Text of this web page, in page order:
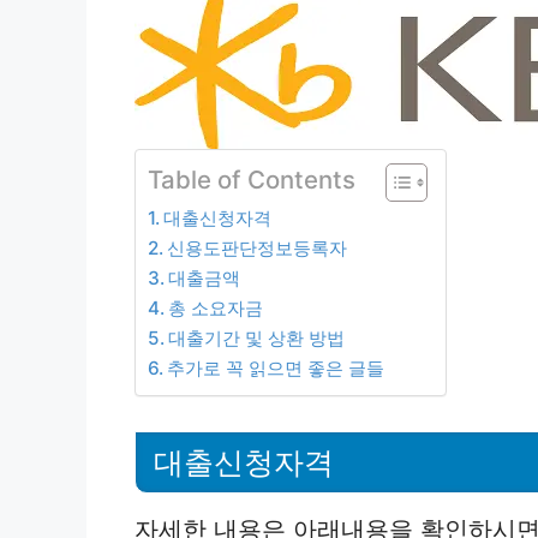
Table of Contents
대출신청자격
신용도판단정보등록자
대출금액
총 소요자금
대출기간 및 상환 방법
추가로 꼭 읽으면 좋은 글들
대출신청자격
자세한 내용은 아래내용을 확인하시